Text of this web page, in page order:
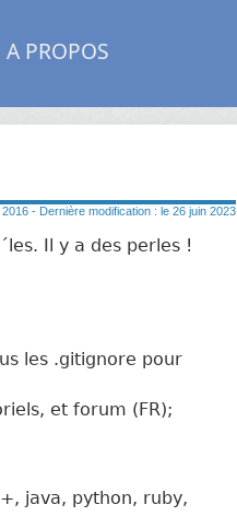
A PROPOS
- Dernière modification : le 26 juin 2023
Il y a des perles !
les .gitignore pour
et forum (FR);
java, python, ruby,